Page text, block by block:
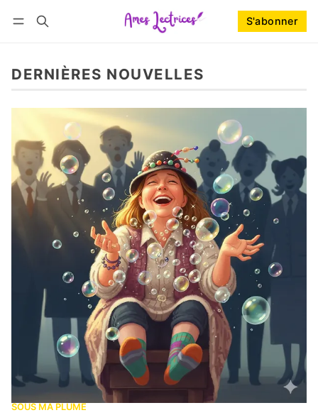
S'abonner
DERNIÈRES NOUVELLES
SOUS MA PLUME